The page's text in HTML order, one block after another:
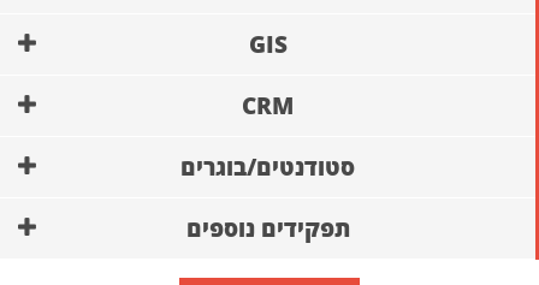
GIS
CRM
סטודנטים/בוגרים
תפקידים נוספים